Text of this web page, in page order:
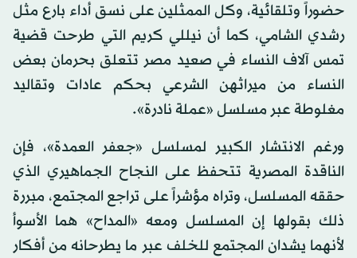
حضوراً وتلقائية، وكل الممثلين على نسق أداء بارع مثل
رشدي الشامي، كما أن نيللي كريم التي طرحت قضية
تمس آلاف النساء في صعيد مصر تتعلق بحرمان بعض
النساء من ميراثهن الشرعي بحكم عادات وتقاليد
مغلوطة عبر مسلسل «عملة نادرة».
ورغم الانتشار الكبير لمسلسل «جعفر العمدة»، فإن
الناقدة المصرية تتحفظ على النجاح الجماهيري الذي
حققه المسلسل، وتراه مؤشراً على تراجع المجتمع، مبررة
ذلك بقولها إن المسلسل ومعه «المداح» هما الأسوأ
لأنهما يشدان المجتمع للخلف عبر ما يطرحانه من أفكار